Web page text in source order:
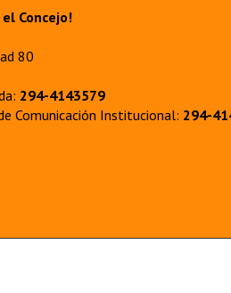
Concejo!
80
294-4143579
Comunicación Institucional: 294-